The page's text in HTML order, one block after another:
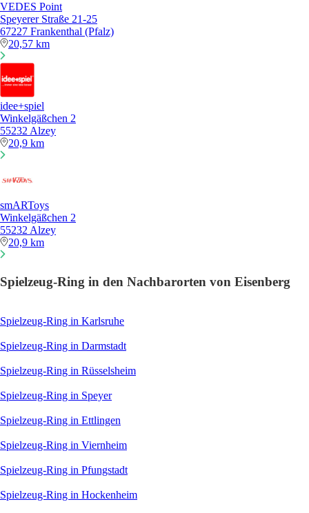
VEDES Point
Speyerer Straße 21-25
67227 Frankenthal (Pfalz)
20,57 km
idee+spiel
Winkelgäßchen 2
55232 Alzey
20,9 km
smARToys
Winkelgäßchen 2
55232 Alzey
20,9 km
Spielzeug-Ring in den Nachbarorten von Eisenberg
Spielzeug-Ring in Karlsruhe
Spielzeug-Ring in Darmstadt
Spielzeug-Ring in Rüsselsheim
Spielzeug-Ring in Speyer
Spielzeug-Ring in Ettlingen
Spielzeug-Ring in Viernheim
Spielzeug-Ring in Pfungstadt
Spielzeug-Ring in Hockenheim